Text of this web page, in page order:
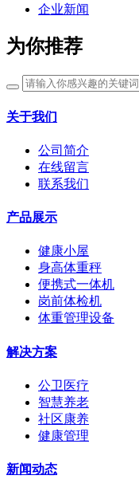
企业新闻
为你推荐
关于我们
公司简介
在线留言
联系我们
产品展示
健康小屋
身高体重秤
便携式一体机
岗前体检机
体重管理设备
解决方案
公卫医疗
智慧养老
社区康养
健康管理
新闻动态